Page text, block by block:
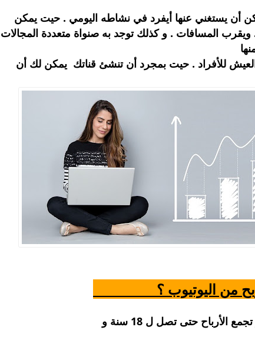
أن يستغني عنها أيفرد في نشاطه اليومي . حيت يمكن
المسافات . و كذلك توجد به صنواة متعددة المجالات
للأفراد . حيت بمجرد أن تنشئ قناتك يمكن لك أن